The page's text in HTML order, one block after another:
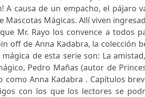
A causa de un empacho, el pájaro
Mágicas. Allí viven
Mr. Rayo los convence a todos
off de Anna Kadabra, la colección
de esta serie son: La
Pedro Mañas (autor de
Anna Kadabra . Capítulos
con los que los lectores se